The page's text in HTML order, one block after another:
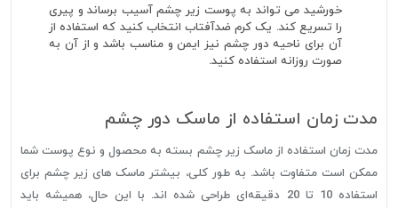
خورشید می تواند به پوست زیر چشم آسیب برساند و پیری
را تسریع کند. یک کرم ضدآفتاب انتخاب کنید که استفاده از
آن برای ناحیه دور چشم نیز ایمن و مناسب باشد و از آن به
صورت روزانه استفاده کنید.
مدت زمان استفاده از ماسک دور چشم
مدت زمان استفاده از ماسک زیر چشم بسته به محصول و نوع پوست شما
ممکن است متفاوت باشد. به طور کلی، بیشتر ماسک های زیر چشم برای
استفاده 10 تا 20 دقیقه‌ای طراحی شده اند. با این حال، همیشه باید